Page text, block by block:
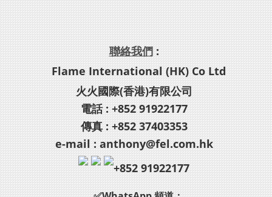
聯絡我們:
Flame International (HK) Co Ltd
火火國際(香港)有限公司
電話 : +852 91922177
傳真 : +852 37403353
e-mail : anthony@fel.com.hk
+852 91922177